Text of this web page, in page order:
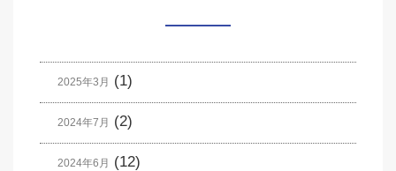
2025年3月 (1)
2024年7月 (2)
2024年6月 (12)